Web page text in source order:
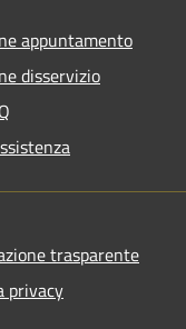
appuntamento
disservizio
trasparente
privacy